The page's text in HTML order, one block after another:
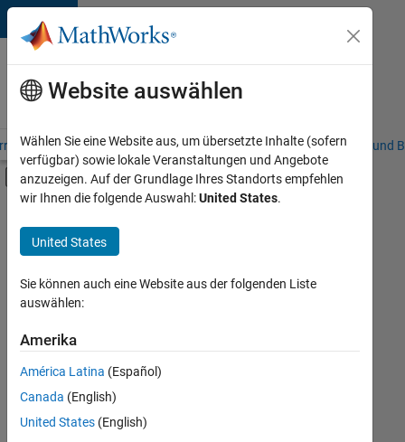
Weiter zum Inhalt
Karriere
bei
MathWorks
– Übersicht Stellensuche Niederlassungen Studierende und
Umschaltung für Off-Canvas-
Hauptinhalt
Programm für Berufseinsteiger (EDG)
Business Applications and Tools
Information Technology
Infrastructure and Architecture
Release Engineering
Software Process Engineering
Technical Writing
User Experience
+7
Derzeit
es
keine
offenen
Stellen,
Website auswählen
Wählen Sie eine Website aus, um übersetzte Inhalte (sofern
verfügbar) sowie lokale Veranstaltungen und Angebote
anzuzeigen. Auf der Grundlage Ihres Standorts empfehlen
wir Ihnen die folgende Auswahl:United States.
United States
Sie können auch eine Website aus der folgenden Liste
auswählen:
Amerika
América Latina (Español)
Canada (English)
United States (English)